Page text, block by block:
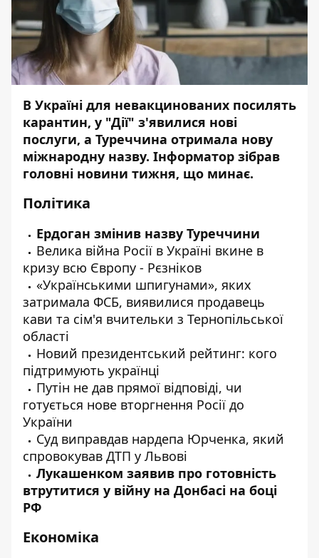
В Україні для невакцинованих посилять
карантин, у "Дії" з'явилися нові
послуги, а Туреччина отримала нову
міжнародну назву. Інформатор зібрав
головні новини тижня, що минає.
Політика
Ердоган змінив назву Туреччини
Велика війна Росії в Україні вкине в
кризу всю Європу - Рєзніков
«Українськими шпигунами», яких
затримала ФСБ, виявилися продавець
кави та сім'я вчительки з Тернопільської
області
Новий президентський рейтинг: кого
підтримують українці
Путін не дав прямої відповіді, чи
готується нове вторгнення Росії до
України
Суд виправдав нардепа Юрченка, який
спровокував ДТП у Львові
Лукашенком заявив про готовність
втрутитися у війну на Донбасі на боці
РФ
Економіка